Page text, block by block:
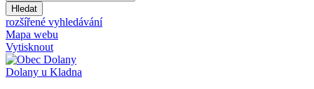
Hledat
rozšířené vyhledávání
Mapa webu
Vytisknout
Dolany u Kladna